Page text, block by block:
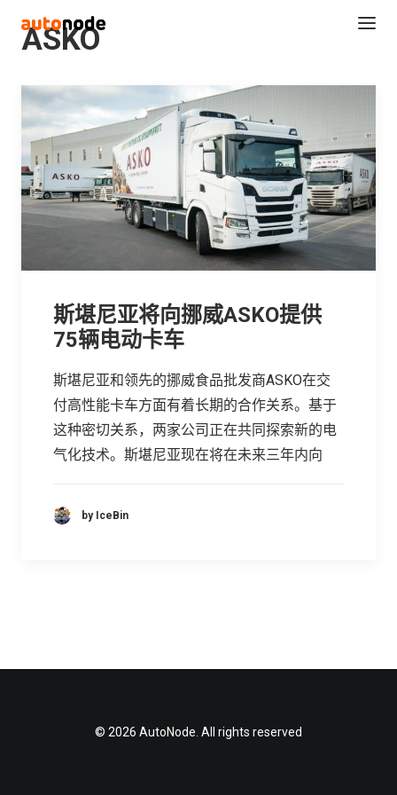
ASKO
斯堪尼亚将向挪威ASKO提供
75辆电动卡车
斯堪尼亚和领先的挪威食品批发商ASKO在交
付高性能卡车方面有着长期的合作关系。基于
这种密切关系，两家公司正在共同探索新的电
气化技术。斯堪尼亚现在将在未来三年内向
by IceBin
© 2026 AutoNode. All rights reserved